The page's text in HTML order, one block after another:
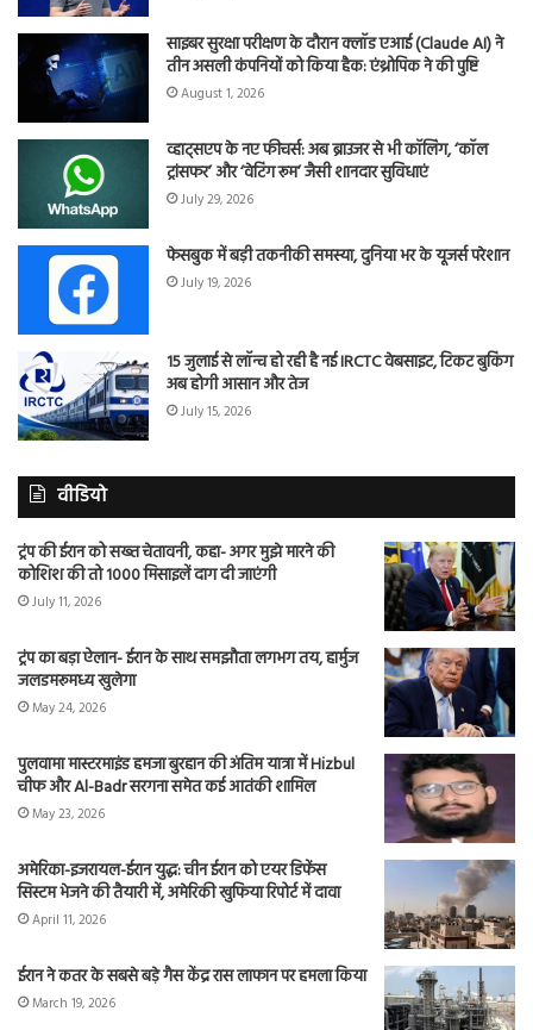
साइबर सुरक्षा परीक्षण के दौरान क्लॉड एआई (Claude AI) ने
तीन असली कंपनियों को किया हैक: एंथ्रोपिक ने की पुष्टि
August 1, 2026
व्हाट्सएप के नए फीचर्स: अब ब्राउजर से भी कॉलिंग, ‘कॉल
ट्रांसफर’ और ‘वेटिंग रूम’ जैसी शानदार सुविधाएं
July 29, 2026
फेसबुक में बड़ी तकनीकी समस्या, दुनिया भर के यूजर्स परेशान
July 19, 2026
15 जुलाई से लॉन्च हो रही है नई IRCTC वेबसाइट, टिकट बुकिंग
अब होगी आसान और तेज
July 15, 2026
वीडियो
ट्रंप की ईरान को सख्त चेतावनी, कहा- अगर मुझे मारने की
कोशिश की तो 1000 मिसाइलें दाग दी जाएंगी
July 11, 2026
ट्रंप का बड़ा ऐलान- ईरान के साथ समझौता लगभग तय, हार्मुज
जलडमरूमध्य खुलेगा
May 24, 2026
पुलवामा मास्टरमाइंड हमजा बुरहान की अंतिम यात्रा में Hizbul
चीफ और Al-Badr सरगना समेत कई आतंकी शामिल
May 23, 2026
अमेरिका-इजरायल-ईरान युद्ध: चीन ईरान को एयर डिफेंस
सिस्टम भेजने की तैयारी में, अमेरिकी खुफिया रिपोर्ट में दावा
April 11, 2026
ईरान ने कतर के सबसे बड़े गैस केंद्र रास लाफान पर हमला किया
March 19, 2026